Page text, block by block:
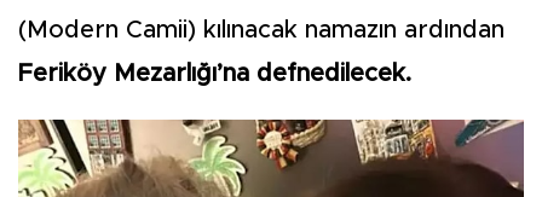
(Modern Camii) kılınacak namazın ardından
Feriköy Mezarlığı’na defnedilecek.